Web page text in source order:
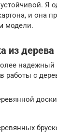
Я
и она
модели.
из дерева
надежный
работы с